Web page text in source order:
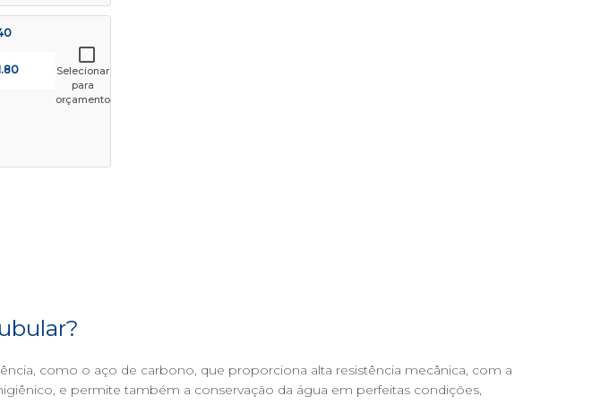
Selecionar
para
orçamento
como o aço de carbono, que proporciona alta resistência mecânica, com a
e permite também a conservação da água em perfeitas condições,